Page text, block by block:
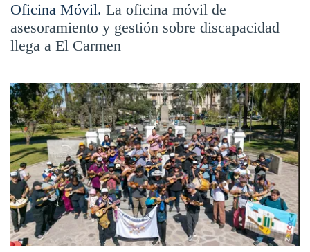
Oficina Móvil. La oficina móvil de
asesoramiento y gestión sobre discapacidad
llega a El Carmen